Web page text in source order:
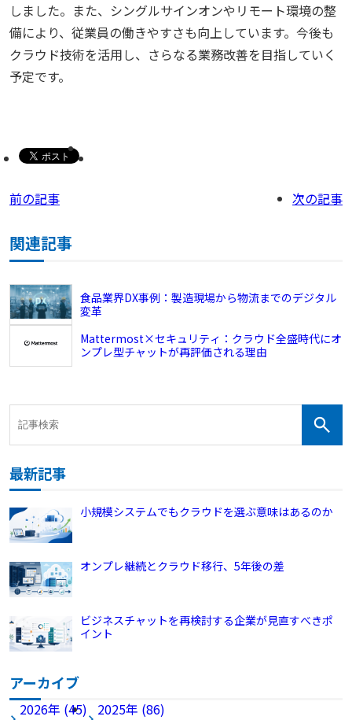
しました。また、シングルサインオンやリモート環境の整
備により、従業員の働きやすさも向上しています。今後も
クラウド技術を活用し、さらなる業務改善を目指していく
予定です。
前の記事 次の記事
関連記事
食品業界DX事例：製造現場から物流までのデジタル
変革
Mattermost×セキュリティ：クラウド全盛時代にオ
ンプレ型チャットが再評価される理由
最新記事
小規模システムでもクラウドを選ぶ意味はあるのか
オンプレ継続とクラウド移行、5年後の差
ビジネスチャットを再検討する企業が見直すべきポ
イント
アーカイブ
2026年 (45)
2025年 (86)